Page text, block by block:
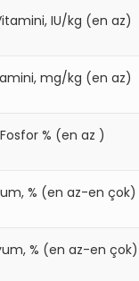
IU/kg (en az)
mg/kg (en az)
Fosfor % (en az )
% (en az-en çok)
% (en az-en çok)